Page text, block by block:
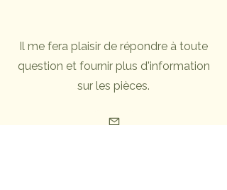
Il me fera plaisir de répondre à toute
question et fournir plus d'information
sur les pièces.